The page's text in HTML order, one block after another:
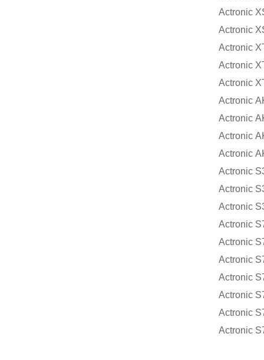
Actronic
Actronic
Actronic
Actronic
Actronic
Actronic
Actronic
Actronic
Actronic
Actronic
Actronic
Actronic
Actronic
Actronic
Actronic
Actronic
Actronic
Actronic
Actronic